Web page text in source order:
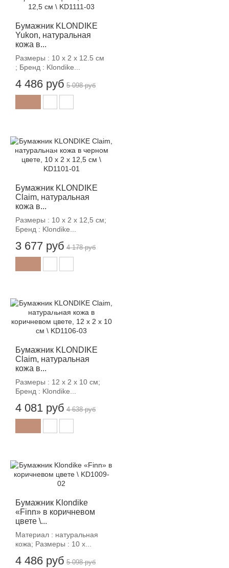
Бумажник KLONDIKE
Yukon, натуральная
кожа в...
Размеры : 10 х 2 х 12.5 см
; Бренд : Klondike...
4 486 руб 5 098 руб
Бумажник KLONDIKE
Claim, натуральная
кожа в...
Размеры : 10 х 2 х 12,5 см;
Бренд : Klondike...
3 677 руб 4 178 руб
Бумажник KLONDIKE
Claim, натуральная
кожа в...
Размеры : 12 х 2 х 10 см;
Бренд : Klondike...
4 081 руб 4 638 руб
Бумажник Klondike
«Finn» в коричневом
цвете \...
Материал : натуральная
кожа; Размеры : 10 х...
4 486 руб 5 098 руб